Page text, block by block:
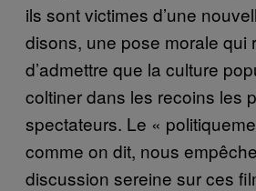
ils sont victimes d’une
disons, une pose morale qui
d’admettre que la culture
coltiner dans les recoins les
spectateurs. Le «
comme on dit, nous
discussion sereine sur ces